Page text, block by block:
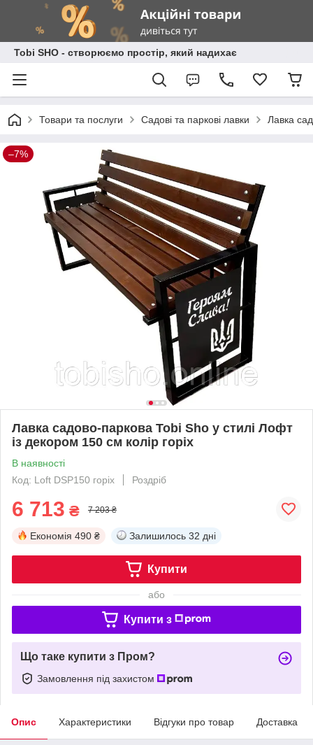
Tobi SHO - створюємо простір, який надихає
Товари та послуги Садові та паркові лавки Лавка
–7%
Лавка садово-паркова Tobi Sho у стилі Лофт
із декором 150 см колір горіх
В наявності
Код: Loft DSP150 горіх
Роздріб
6 713 ₴ 7 203 ₴
Економія 490 ₴ Залишилось 32 дні
Купити
або
Купити з
Що таке купити з Пром?
Замовлення під захистом
Опис Характеристики Відгуки про товар Доставка